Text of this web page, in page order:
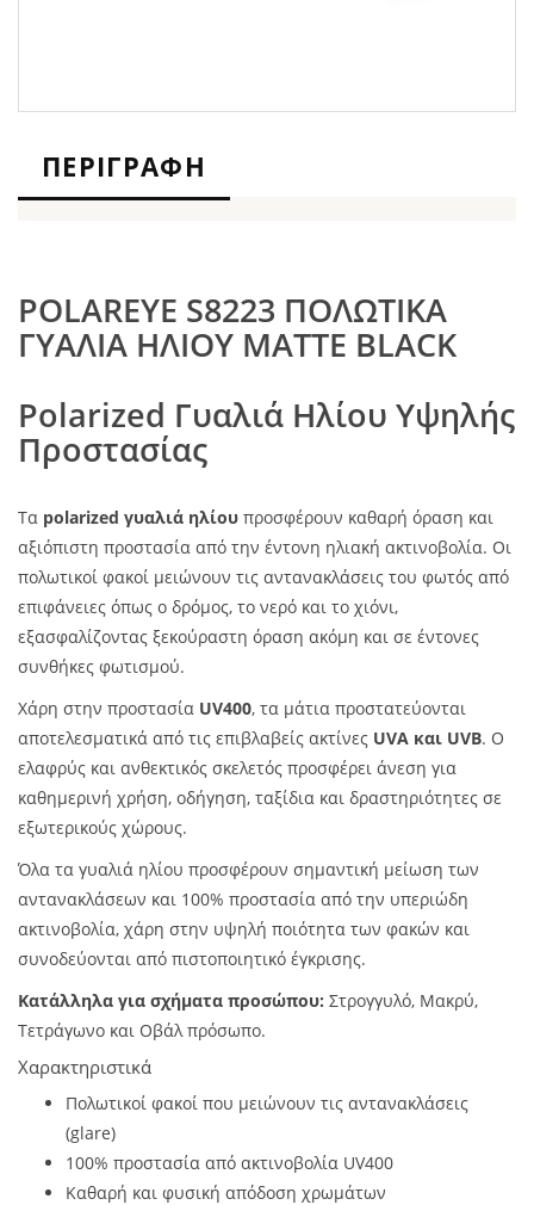
ΠΕΡΙΓΡΑΦΉ
POLAREYE S8223 ΠΟΛΩΤΙΚΑ
ΓΥΑΛΙΑ ΗΛΙΟΥ MATTE BLACK
Polarized Γυαλιά Ηλίου Υψηλής
Προστασίας
Τα polarized γυαλιά ηλίου προσφέρουν καθαρή όραση και
αξιόπιστη προστασία από την έντονη ηλιακή ακτινοβολία. Οι
πολωτικοί φακοί μειώνουν τις αντανακλάσεις του φωτός από
επιφάνειες όπως ο δρόμος, το νερό και το χιόνι,
εξασφαλίζοντας ξεκούραστη όραση ακόμη και σε έντονες
συνθήκες φωτισμού.
Χάρη στην προστασία UV400, τα μάτια προστατεύονται
αποτελεσματικά από τις επιβλαβείς ακτίνες UVA και UVB. Ο
ελαφρύς και ανθεκτικός σκελετός προσφέρει άνεση για
καθημερινή χρήση, οδήγηση, ταξίδια και δραστηριότητες σε
εξωτερικούς χώρους.
Όλα τα γυαλιά ηλίου προσφέρουν σημαντική μείωση των
αντανακλάσεων και 100% προστασία από την υπεριώδη
ακτινοβολία, χάρη στην υψηλή ποιότητα των φακών και
συνοδεύονται από πιστοποιητικό έγκρισης.
Κατάλληλα για σχήματα προσώπου: Στρογγυλό, Μακρύ,
Τετράγωνο και Οβάλ πρόσωπο.
Χαρακτηριστικά
Πολωτικοί φακοί που μειώνουν τις αντανακλάσεις
(glare)
100% προστασία από ακτινοβολία UV400
Καθαρή και φυσική απόδοση χρωμάτων